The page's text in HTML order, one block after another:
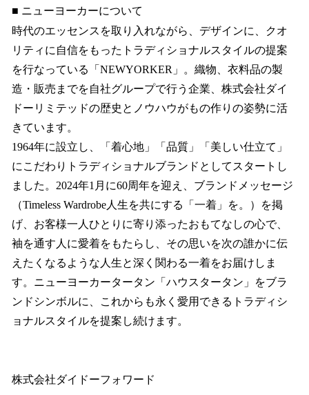
■ ニューヨーカーについて
時代のエッセンスを取り入れながら、デザインに、クオ
リティに自信をもったトラディショナルスタイルの提案
を行なっている「NEWYORKER」。織物、衣料品の製
造・販売までを自社グループで行う企業、株式会社ダイ
ドーリミテッドの歴史とノウハウがもの作りの姿勢に活
きています。
1964年に設立し、「着心地」「品質」「美しい仕立て」
にこだわりトラディショナルブランドとしてスタートし
ました。2024年1月に60周年を迎え、ブランドメッセージ
（Timeless Wardrobe人生を共にする「一着」を。）を掲
げ、お客様一人ひとりに寄り添ったおもてなしの心で、
袖を通す人に愛着をもたらし、その思いを次の誰かに伝
えたくなるような人生と深く関わる一着をお届けしま
す。ニューヨーカータータン「ハウスタータン」をブラ
ンドシンボルに、これからも永く愛用できるトラディシ
ョナルスタイルを提案し続けます。
株式会社ダイドーフォワード